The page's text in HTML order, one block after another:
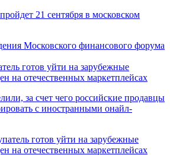
21 сентября в московском
готов уйти на зарубежные
на отечественных маркетплейсах
за счет чего российские продавцы
с иностранными онайл-